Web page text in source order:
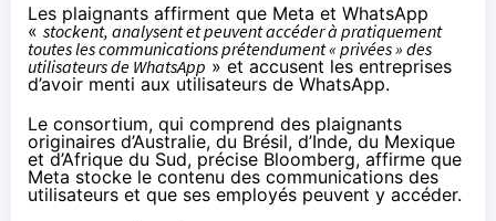
Les plaignants affirment que Meta et WhatsApp
« stockent, analysent et peuvent accéder à pratiquement
toutes les communications prétendument « privées » des
utilisateurs de WhatsApp » et accusent les entreprises
d’avoir menti aux utilisateurs de WhatsApp.
Le consortium, qui comprend des plaignants
originaires d’Australie, du Brésil, d’Inde, du Mexique
et d’Afrique du Sud, précise Bloomberg, affirme que
Meta stocke le contenu des communications des
utilisateurs et que ses employés peuvent y accéder.